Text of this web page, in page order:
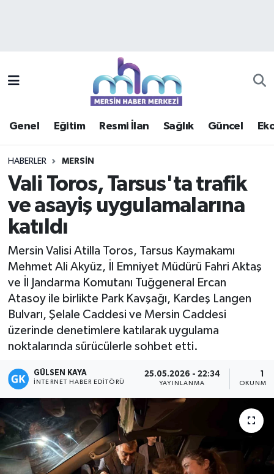
Genel Eğitim Resmi İlan Sağlık Güncel
HABERLER MERSIN
Vali Toros, Tarsus'ta trafik
ve asayiş uygulamalarına
katıldı
Mersin Valisi Atilla Toros, Tarsus Kaymakamı
Mehmet Ali Akyüz, İl Emniyet Müdürü Fahri Aktaş
ve İl Jandarma Komutanı Tuğgeneral Ercan
Atasoy ile birlikte Park Kavşağı, Kardeş Langen
Bulvarı, Şelale Caddesi ve Mersin Caddesi
üzerinde denetimlere katılarak uygulama
noktalarında sürücülerle sohbet etti.
GÜLSEN KAYA
İNTERNET HABER EDITÖRÜ
25.05.2026 - 22:34
YAYINLANMA OKUNMA
Güncel
Haberde insan
Kültür - Sanat
Magazin
Mersin
Politika
Resmi İlan
Mersin Trafik Yoğunluk Haritası
Süper Lig Puan Durumu ve Fikstür
Haber Arşivi